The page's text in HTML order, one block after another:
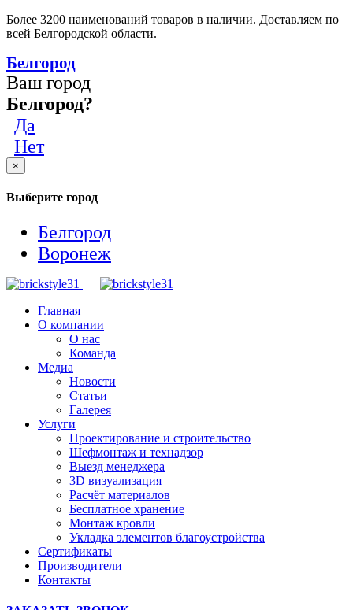
Более 3200 наименований товаров в наличии. Доставляем по
всей Белгородской области.
Белгород
Ваш город
Белгород?
Да
Нет
×
Выберите город
Белгород
Воронеж
Главная
О компании
О нас
Команда
Медиа
Новости
Статьи
Галерея
Услуги
Проектирование и строительство
Шефмонтаж и технадзор
Выезд менеджера
3D визуализация
Расчёт материалов
Бесплатное хранение
Монтаж кровли
Укладка элементов благоустройства
Сертификаты
Производители
Контакты